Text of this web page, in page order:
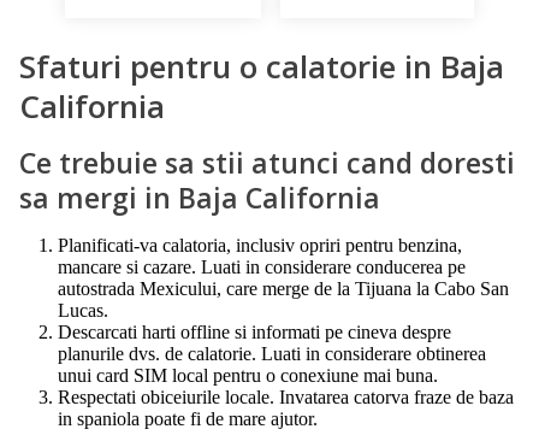
Sfaturi pentru o calatorie in Baja
California
Ce trebuie sa stii atunci cand doresti
sa mergi in Baja California
Planificati-va calatoria, inclusiv opriri pentru benzina,
mancare si cazare. Luati in considerare conducerea pe
autostrada Mexicului, care merge de la Tijuana la Cabo San
Lucas.
Descarcati harti offline si informati pe cineva despre
planurile dvs. de calatorie. Luati in considerare obtinerea
unui card SIM local pentru o conexiune mai buna.
Respectati obiceiurile locale. Invatarea catorva fraze de baza
in spaniola poate fi de mare ajutor.